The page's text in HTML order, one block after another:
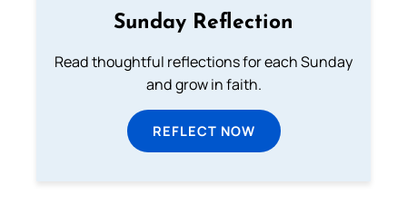
Sunday Reflection
Read thoughtful reflections for each Sunday
and grow in faith.
REFLECT NOW